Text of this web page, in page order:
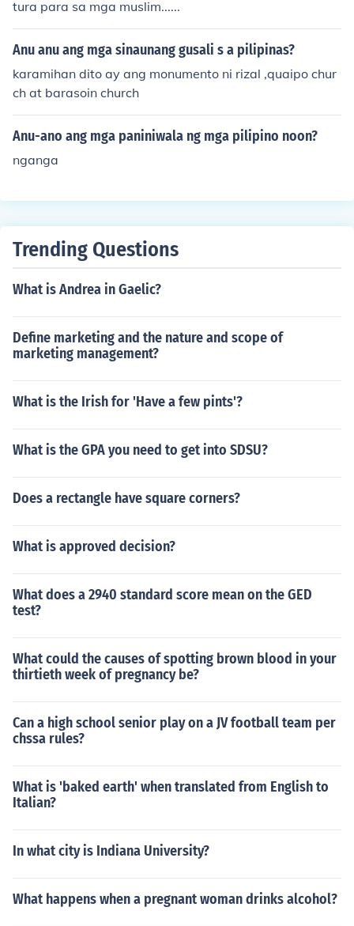
tura para sa mga muslim......
Anu anu ang mga sinaunang gusali s a pilipinas?
karamihan dito ay ang monumento ni rizal ,quaipo chur
ch at barasoin church
Anu-ano ang mga paniniwala ng mga pilipino noon?
nganga
Trending Questions
What is Andrea in Gaelic?
Define marketing and the nature and scope of
marketing management?
What is the Irish for 'Have a few pints'?
What is the GPA you need to get into SDSU?
Does a rectangle have square corners?
What is approved decision?
What does a 2940 standard score mean on the GED
test?
What could the causes of spotting brown blood in your
thirtieth week of pregnancy be?
Can a high school senior play on a JV football team per
chssa rules?
What is 'baked earth' when translated from English to
Italian?
In what city is Indiana University?
What happens when a pregnant woman drinks alcohol?